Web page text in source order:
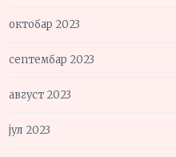
октобар 2023
септембар 2023
август 2023
јул 2023